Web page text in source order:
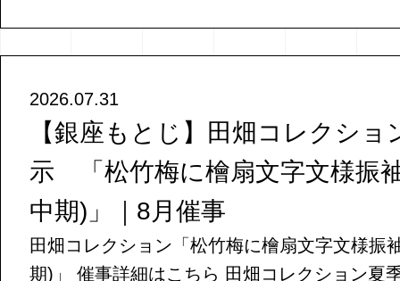
2026.07.31
【銀座もとじ】田畑コレクショ
示 「松竹梅に檜扇文字文様振
中期)」｜8月催事
田畑コレクション「松竹梅に檜扇文字文様振
期)」 催事詳細はこちら 田畑コレクション